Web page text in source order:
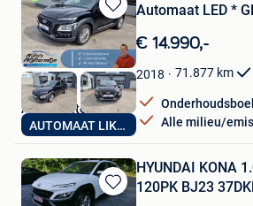
Bewaren
in
Mijn
Favorieten
AUTOMAAT LIKE NEW
Automaat LED *
€ 14.990,-
2018 71.877 km
Alle milieu/
Auto's Aelterman
Mariakerke
Bewaren
HYUNDAI KONA
120PK BJ23